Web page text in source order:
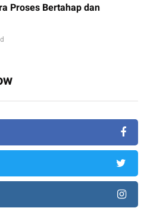
Proses Bertahap dan